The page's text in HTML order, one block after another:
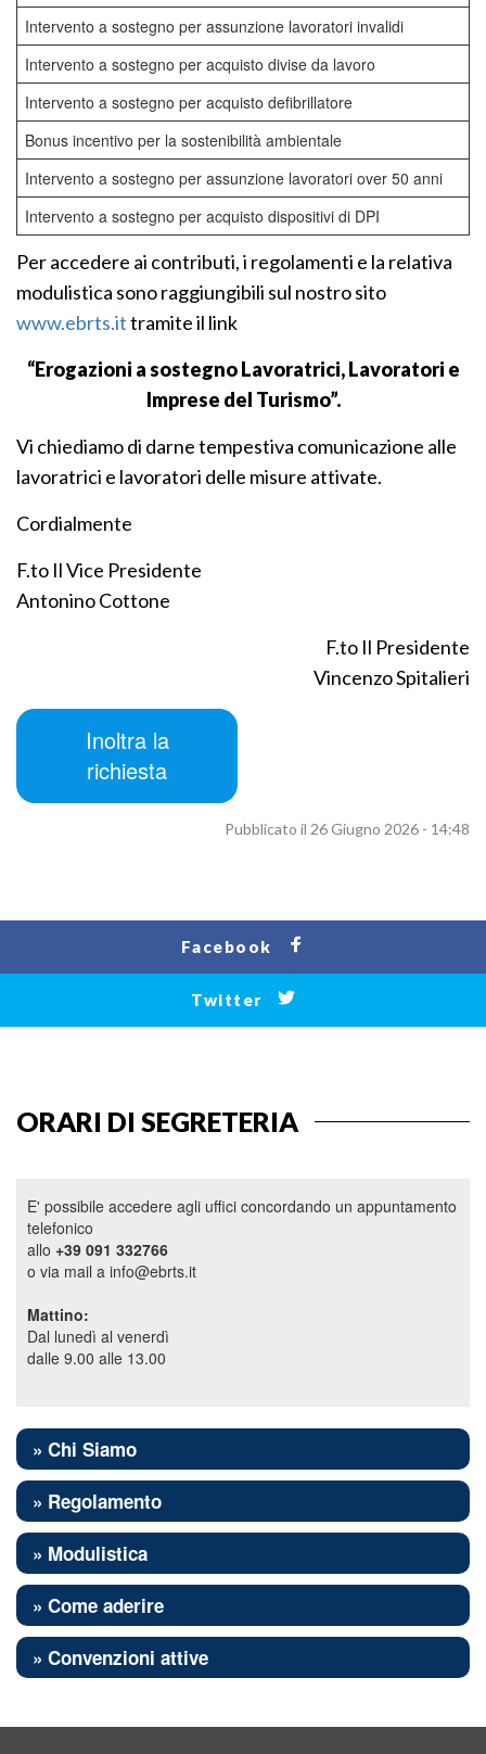
Intervento a sostegno per assunzione lavoratori invalidi
Intervento a sostegno per acquisto divise da lavoro
Intervento a sostegno per acquisto defibrillatore
Bonus incentivo per la sostenibilità ambientale
Intervento a sostegno per assunzione lavoratori over 50 anni
Intervento a sostegno per acquisto dispositivi di DPI
Per accedere ai contributi, i regolamenti e la relativa
modulistica sono raggiungibili sul nostro sito
www.ebrts.ittramite il link
“Erogazioni a sostegno Lavoratrici, Lavoratori e
Imprese del Turismo”.
Vi chiediamo di darne tempestiva comunicazione alle
lavoratrici e lavoratori delle misure attivate.
Cordialmente
F.to Il Vice Presidente
Antonino Cottone
F.to Il Presidente
Vincenzo Spitalieri
Inoltra la
richiesta
Pubblicato il 26 Giugno 2026 - 14:48
Facebook
Twitter
ORARI DI SEGRETERIA
E' possibile accedere agli uffici concordando un appuntamento
telefonico
allo +39 091 332766
o via mail a info@ebrts.it
Mattino:
Dal lunedì al venerdì
dalle 9.00 alle 13.00
» Chi Siamo
» Regolamento
» Modulistica
» Come aderire
» Convenzioni attive